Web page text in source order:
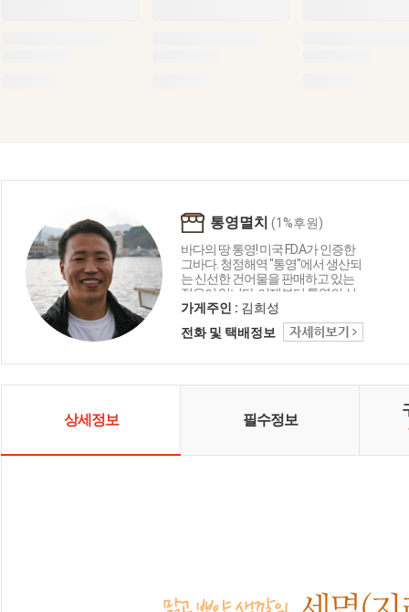
통영멸치 (1%후원)
바다의 땅 통영! 미국 F.D.A가 인증한
그바다. 청정해역 "통영"에서 생산되
는 신선한 건어물을 판매하고 있는
젊은이 입니다. 이제부터 통영의 신
선한 먹거리 통영멸치가 책임지겠
가게주인 : 김희성
전화 및 택배정보
상세정보 필수정보